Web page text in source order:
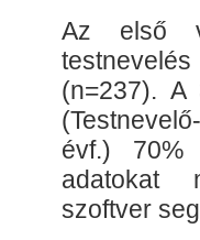
Az első
(n=237). A
évf.) 70%
adatokat
szoftver